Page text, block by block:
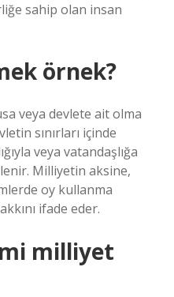
sahip olan insan
örnek?
veya devlete ait olma
sınırları içinde
veya vatandaşlığa
Milliyetin aksine,
oy kullanma
ifade eder.
milliyet